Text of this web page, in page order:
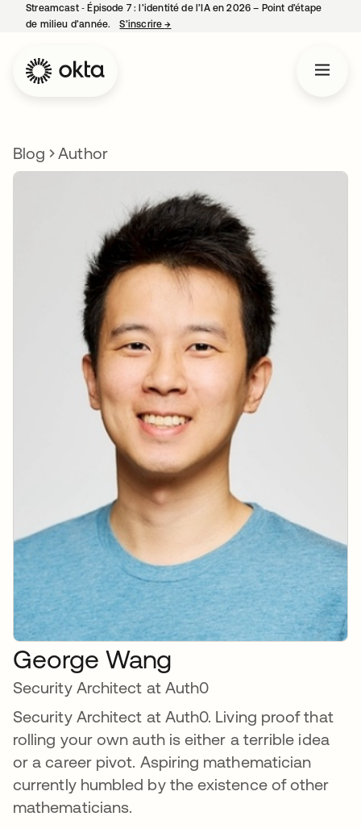
Streamcast ‑ Épisode 7 : l’identité de l’IA en 2026 – Point d’étape
de milieu d’année.
S’inscrire→
Blog Author
George Wang
Security Architect at Auth0
Security Architect at Auth0. Living proof that
rolling your own auth is either a terrible idea
or a career pivot. Aspiring mathematician
currently humbled by the existence of other
mathematicians.